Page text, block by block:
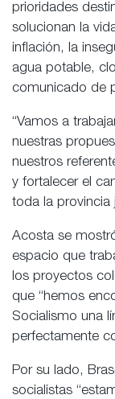
prioridades
solucionan la
inflación, la
agua potable,
comunicado de
“Vamos a
nuestras
nuestros
y fortalecer el
toda la provincia
Acosta se
espacio que
los proyectos
que “hemos
Socialismo una
perfectamente
Por su lado,
socialistas